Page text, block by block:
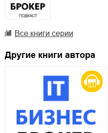
Все книги серии
Другие книги автора